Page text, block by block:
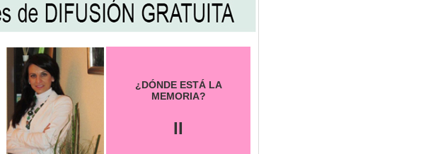
¿DÓNDE ESTÁ LA
MEMORIA?
II